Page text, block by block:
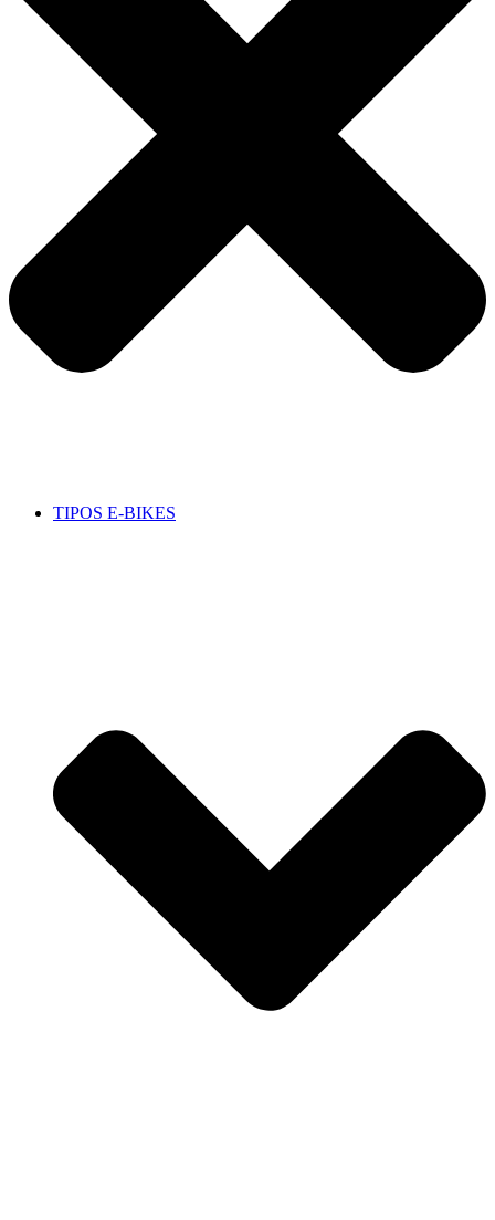
TIPOS E-BIKES